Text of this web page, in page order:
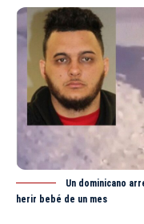
Un dominicano
herir bebé de un mes